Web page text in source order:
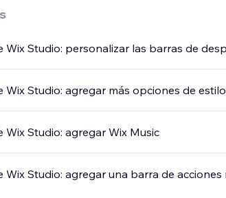
Wix Studio: personalizar las barras de
Wix Studio: agregar más opciones de
Wix Studio: agregar Wix Music
Wix Studio: agregar una barra de